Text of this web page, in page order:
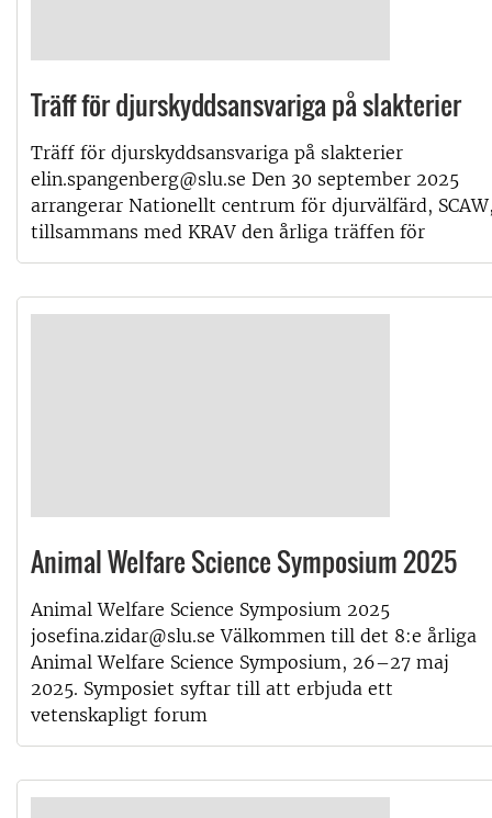
Träff för djurskyddsansvariga på slakterier
Träff för djurskyddsansvariga på slakterier
elin.spangenberg@slu.se Den 30 september 2025
arrangerar Nationellt centrum för djurvälfärd,
tillsammans med KRAV den årliga träffen för
Animal Welfare Science Symposium 2025
Animal Welfare Science Symposium 2025
josefina.zidar@slu.se Välkommen till det 8:e årliga
Animal Welfare Science Symposium, 26–27 maj
2025. Symposiet syftar till att erbjuda ett
vetenskapligt forum